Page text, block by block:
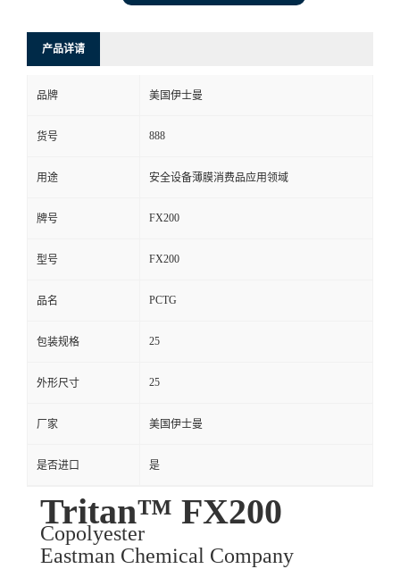
产品详请
品牌 美国伊士曼
货号 888
用途 安全设备薄膜消费品应用领域
牌号 FX200
型号 FX200
品名 PCTG
包装规格 25
外形尺寸 25
厂家 美国伊士曼
是否进口 是
Tritan™ FX200
Copolyester
Eastman Chemical Company